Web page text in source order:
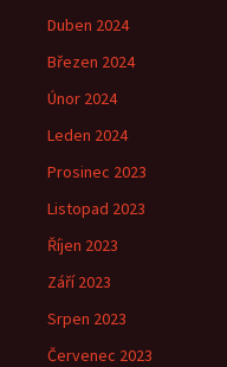
Duben 2024
Březen 2024
Únor 2024
Leden 2024
Prosinec 2023
Listopad 2023
Říjen 2023
Září 2023
Srpen 2023
Červenec 2023